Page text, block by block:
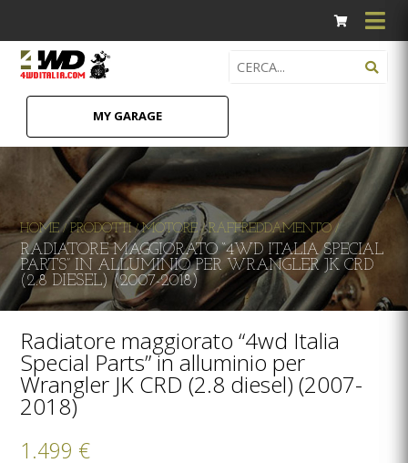
MY GARAGE
HOME/PRODOTTI/MOTORE/RAFFREDDAMENTO/
RADIATORE MAGGIORATO “4WD ITALIA SPECIAL
PARTS” IN ALLUMINIO PER WRANGLER JK CRD
(2.8 DIESEL) (2007-2018)
Radiatore maggiorato “4wd Italia
Special Parts” in alluminio per
Wrangler JK CRD (2.8 diesel) (2007-
2018)
1.499 €